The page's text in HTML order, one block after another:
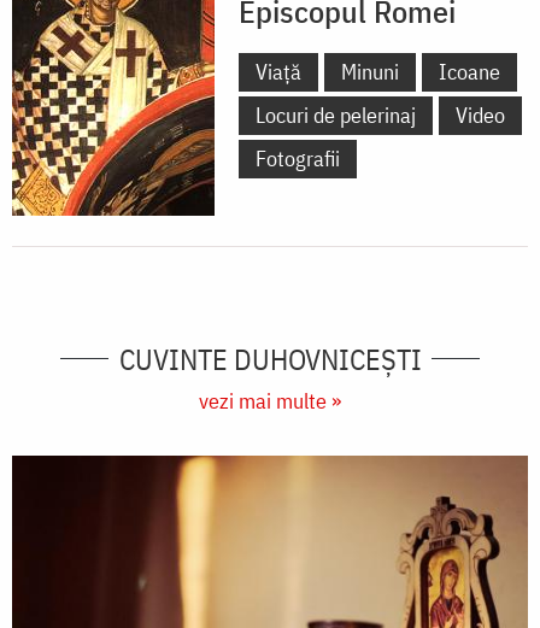
Episcopul Romei
Viață Minuni
Icoane
Locuri de pelerinaj
Video
Fotografii
CUVINTE DUHOVNICEȘTI
vezi mai multe »